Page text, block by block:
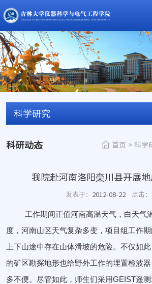
科学研究
科研动态 首页 > 科学
我院赴河南洛阳栾川县开展
发表于： 2012-08-22 点击：
工作期间正值河南高温天气，白天气
度 ，河南山区天气复杂多变，项目组工作
上下山途中存在山体滑坡的危险。不仅如
的矿区勘探地形也给野外工作的埋置检波
多不便。尽管如此，师生们采用GEIST遥